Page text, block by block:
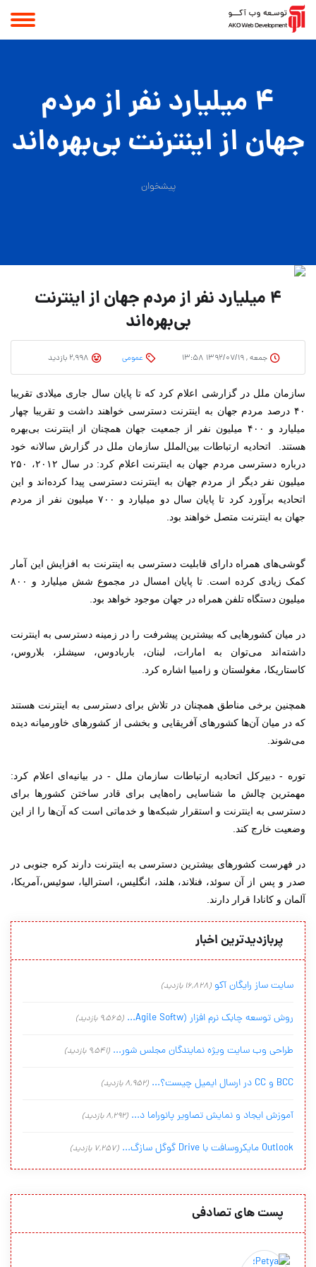
۴ میلیارد نفر از مردم
جهان از اینترنت بی‌بهره‌اند
پیشخوان
۴ میلیارد نفر از مردم جهان از اینترنت
بی‌بهره‌اند
جمعه , ۱۳۹۲/۰۷/۱۹ ۱۳:۵۸ عمومی
سازمان ملل در گزارشی اعلام کرد که تا پایان سال جاری میلادی تقریبا
۴۰ درصد مردم جهان به اینترنت دسترسی خواهند داشت و تقریبا چهار
میلیارد و ۴۰۰ میلیون نفر از جمعیت جهان همچنان از اینترنت بی‌بهره
هستند.
اتحادیه ارتباطات بین‌الملل سازمان ملل در گزارش سالانه خود
درباره دسترسی مردم جهان به اینترنت اعلام کرد: در سال ۲۰۱۲، ۲۵۰
میلیون نفر دیگر از مردم جهان به اینترنت دسترسی پیدا کرده‌اند و این
اتحادیه برآورد کرد تا پایان سال دو میلیارد و ۷۰۰ میلیون نفر از مردم
جهان به اینترنت متصل خواهند بود.
گوشی‌های همراه دارای قابلیت دسترسی به اینترنت به افزایش این آمار
کمک زیادی کرده است. تا پایان امسال در مجموع شش میلیارد و ۸۰۰
میلیون دستگاه تلفن همراه در جهان موجود خواهد بود.
در میان کشورهایی که بیشترین پیشرفت را در زمینه دسترسی به اینترنت
داشته‌اند می‌توان به امارات، لبنان، باربادوس، سیشلز، بلاروس،
کاستاریکا، مغولستان و زامبیا اشاره کرد.
همچنین برخی مناطق همچنان در تلاش برای دسترسی به اینترنت هستند
که در میان‌ آن‌ها کشورهای آفریقایی و بخشی از کشورهای خاورمیانه دیده
می‌شوند.
توره - دبیرکل اتحادیه ارتباطات سازمان ملل - در بیانیه‌ای اعلام کرد:
مهمترین چالش ما شناسایی راه‌هایی برای قادر ساختن کشورها برای
دسترسی به اینترنت و استقرار شبکه‌ها و خدماتی است که آن‌ها را از این
وضعیت خارج کند.
در فهرست کشورهای بیشترین دسترسی به اینترنت دارند کره جنوبی در
صدر و پس از آن سوئد، فنلاند، هلند، انگلیس، استرالیا، سوئیس،‌آمریکا،
آلمان و کانادا قرار دارند.
پربازدیدترین اخبار
سایت ساز رایگان آکو (16,828 بازدید)
روش توسعه چابک نرم افزار (Agile Softw... (9,565 بازدید)
طراحی وب سایت ویژه نمایندگان مجلس شور... (9,541 بازدید)
BCC و CC در ارسال ایمیل چیست؟... (8,952 بازدید)
آموزش ایجاد و نمایش تصاویر پانوراما د... (8,292 بازدید)
Outlook مایکروسافت با Drive گوگل سازگ... (7,257 بازدید)
پست های تصادفی